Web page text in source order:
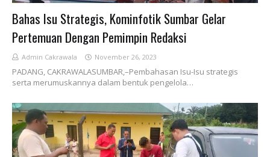
Bahas Isu Strategis, Kominfotik Sumbar Gelar
Pertemuan Dengan Pemimpin Redaksi
Admin Cakrawala November 26, 2023
PADANG, CAKRAWALASUMBAR,–Pembahasan Isu-Isu strategis
serta merumuskannya dalam bentuk pengelola…